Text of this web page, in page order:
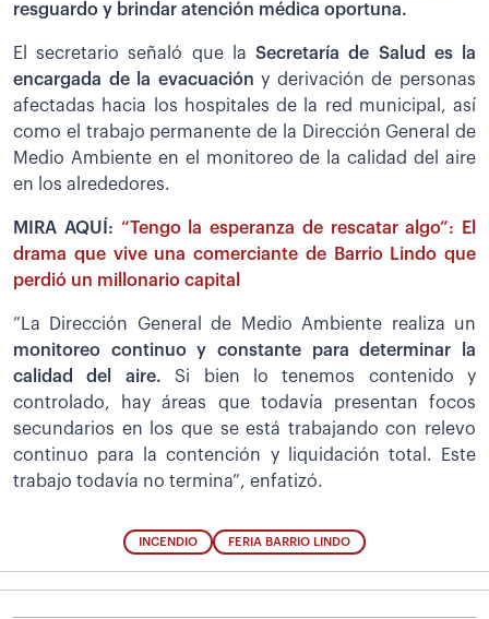
resguardo y brindar atención médica oportuna.
El secretario señaló que laSecretaría de Salud es la
encargada de la evacuación y derivación de personas
afectadas hacia los hospitales de la red municipal, así
como el trabajo permanente de la Dirección General de
Medio Ambiente en el monitoreo de la calidad del aire
en los alrededores.
MIRA AQUÍ: “Tengo la esperanza de rescatar algo”: El
drama que vive una comerciante de Barrio Lindo que
perdió un millonario capital
”La Dirección General de Medio Ambiente realiza un
monitoreo continuo y constante para determinar la
calidad del aire. Si bien lo tenemos contenido y
controlado, hay áreas que todavía presentan focos
secundarios en los que se está trabajando con relevo
continuo para la contención y liquidación total. Este
trabajo todavía no termina”, enfatizó.
INCENDIO FERIA BARRIO LINDO